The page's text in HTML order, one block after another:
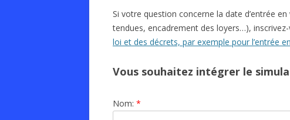
Si votre question concerne la date d’entrée
tendues, encadrement des loyers…),
loi et des décrets, par exemple pour l’entrée
Vous souhaitez intégrer le
Nom: *